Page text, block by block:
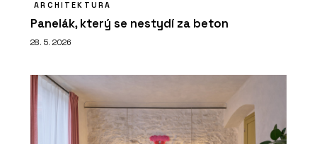
ARCHITEKTURA
Panelák, který se nestydí za beton
28. 5. 2026